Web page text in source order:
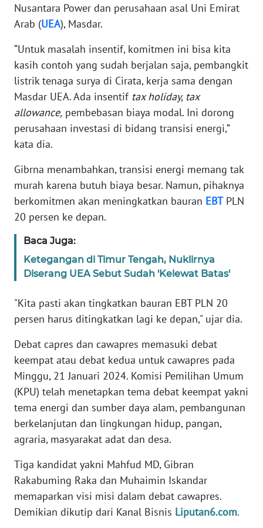
Nusantara Power dan perusahaan asal Uni Emirat
Arab (UEA), Masdar.
“Untuk masalah insentif, komitmen ini bisa kita
kasih contoh yang sudah berjalan saja, pembangkit
listrik tenaga surya di Cirata, kerja sama dengan
Masdar UEA. Ada insentif tax holiday, tax
allowance, pembebasan biaya modal. Ini dorong
perusahaan investasi di bidang transisi energi,”
kata dia.
Gibrna menambahkan, transisi energi memang tak
murah karena butuh biaya besar. Namun, pihaknya
berkomitmen akan meningkatkan bauran EBTPLN
20 persen ke depan.
Baca Juga:
Ketegangan di Timur Tengah, Nuklirnya
Diserang UEA Sebut Sudah 'Kelewat Batas'
"Kita pasti akan tingkatkan bauran EBT PLN 20
persen harus ditingkatkan lagi ke depan," ujar dia.
Debat capres dan cawapres memasuki debat
keempat atau debat kedua untuk cawapres pada
Minggu, 21 Januari 2024. Komisi Pemilihan Umum
(KPU) telah menetapkan tema debat keempat yakni
tema energi dan sumber daya alam, pembangunan
berkelanjutan dan lingkungan hidup, pangan,
agraria, masyarakat adat dan desa.
Tiga kandidat yakni Mahfud MD, Gibran
Rakabuming Raka dan Muhaimin Iskandar
memaparkan visi misi dalam debat cawapres.
Demikian dikutip dari Kanal Bisnis Liputan6.com.
WN
JABAR
BANTEN
WN
NTT
WN
WN
PAPUA
PAPUA
BARAT
RIAU
SERAMBI
WN
JAMBI
SULTRA
NTB
WN
SULTENG